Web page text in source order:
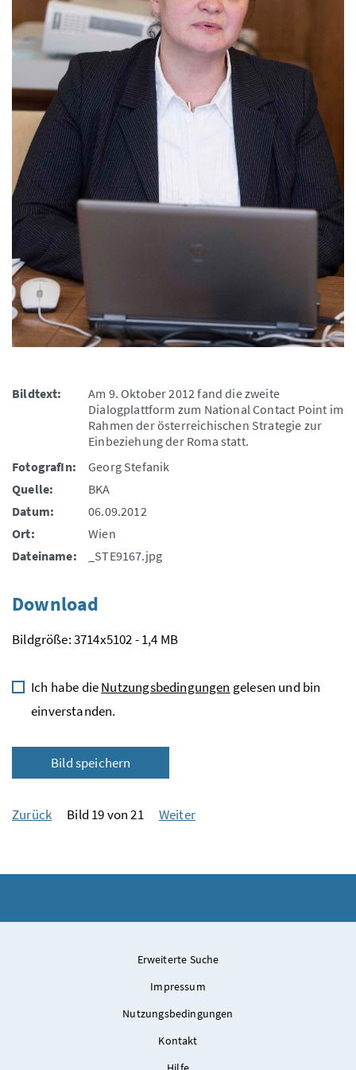
Bildtext:
Am 9. Oktober 2012 fand die zweite
Dialogplattform zum National Contact Point im
Rahmen der österreichischen Strategie zur
Einbeziehung der Roma statt.
FotografIn:
Georg Stefanik
Quelle:
BKA
Datum:
06.09.2012
Ort:
Wien
Dateiname:
_STE9167.jpg
Download
Bildgröße: 3714x5102 - 1,4 MB
Ich habe dieNutzungsbedingungen gelesen und bin
einverstanden.
Bild speichern
Zurück Bild 19 von 21 Weiter
Erweiterte Suche
Impressum
Nutzungsbedingungen
Kontakt